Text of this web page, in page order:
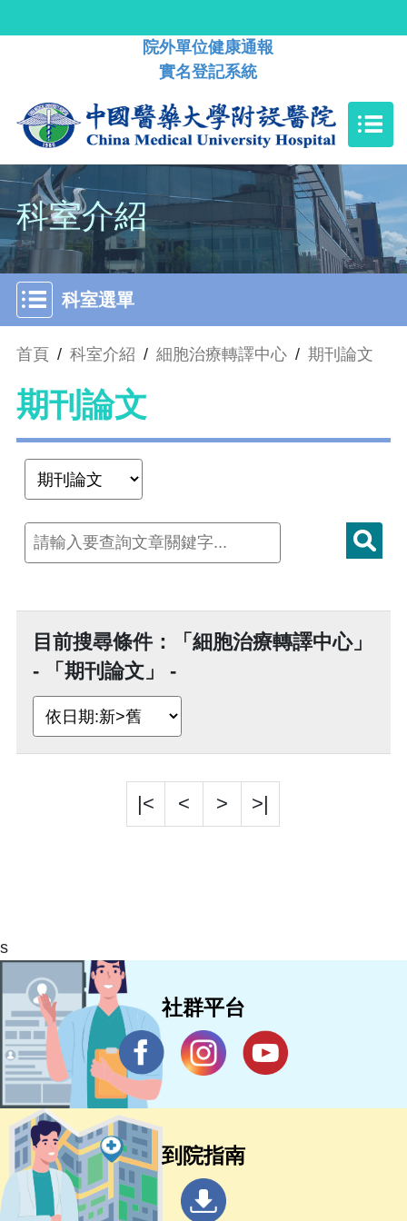
院外單位健康通報
實名登記系統
科室介紹
科室選單
首頁 / 科室介紹 / 細胞治療轉譯中心 / 期刊論文
期刊論文
目前搜尋條件：「細胞治療轉譯中心」
- 「期刊論文」 -
|< < > >|
s
社群平台
到院指南